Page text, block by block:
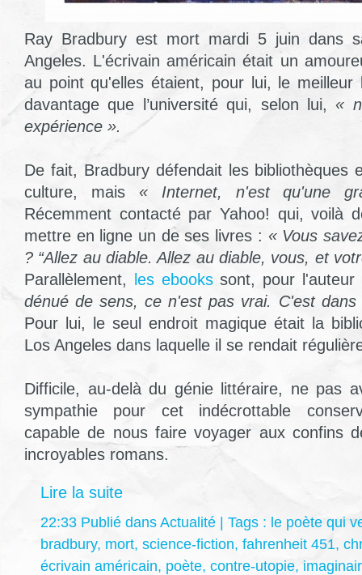
Ray Bradbury est mort mardi 5 juin dans
Angeles. L'écrivain américain était un
au point qu'elles étaient, pour lui, le meilleur
davantage que l’université qui, selon lui, «
expérience ».
De fait, Bradbury défendait les bibliothèques
culture, mais « Internet, n'est qu'une
Récemment contacté par Yahoo! qui, voilà
mettre en ligne un de ses livres : « Vous
? “Allez au diable. Allez au diable, vous, et
Parallèlement,
les ebookssont, pour
dénué de sens, ce n'est pas vrai. C'est
Pour lui, le seul endroit magique était la
Los Angeles dans laquelle il se rendait
Difficile, au-delà du génie littéraire, ne pas
sympathie pour cet indécrottable
capable de nous faire voyager aux confins
incroyables romans.
Lire la suite
22:33 Publié dans Actualité | Tags : le poète qui
bradbury, mort, science-fiction, fahrenheit 451,
écrivain américain, poète, contre-utopie,